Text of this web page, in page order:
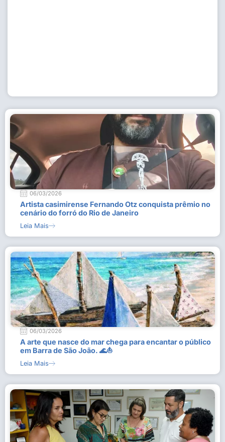
06/03/2026
Artista casimirense Fernando Otz conquista prêmio no
cenário do forró do Rio de Janeiro
Leia Mais
06/03/2026
A arte que nasce do mar chega para encantar o público
em Barra de São João. 🌊⛵
Leia Mais